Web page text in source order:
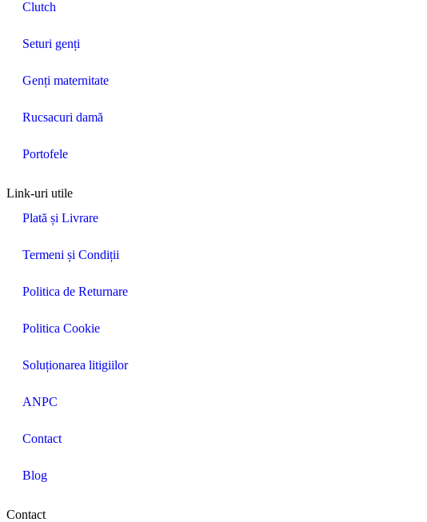
Clutch
Seturi genți
Genți maternitate
Rucsacuri damă
Portofele
Link-uri utile
Plată și Livrare
Termeni și Condiții
Politica de Returnare
Politica Cookie
Soluționarea litigiilor
ANPC
Contact
Blog
Contact